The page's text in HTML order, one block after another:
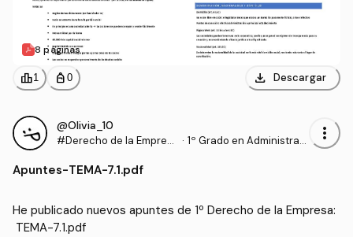
8 páginas
leaderboard1 personal_bag 0 download Descargar
@Olivia_10
#Derecho de la Empres
· 1º Grado en Administraci
more_vert
Apuntes-TEMA-7.1.pdf
He publicado nuevos apuntes de 1º Derecho de la Empresa:
TEMA-7.1.pdf